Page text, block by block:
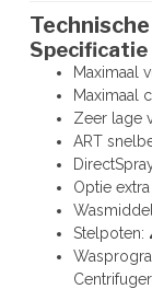
Specificatie
Maximaal
Maximaal
Zeer lage
ART
Optie
Stelpoten: